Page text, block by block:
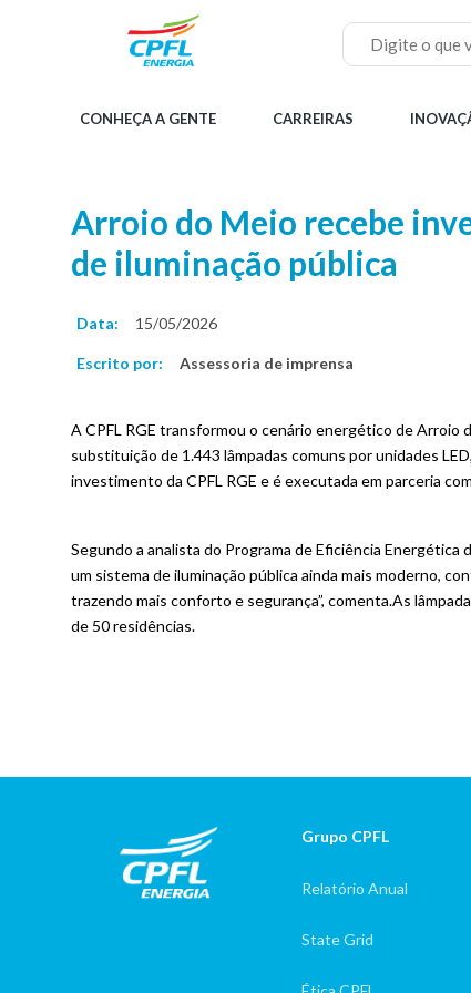
Buscar
Menu
Home
CONHEÇA A GENTE CARREIRAS
Arroio do Meio recebe
de iluminação pública
Data: 15/05/2026
Escrito por: Assessoria de imprensa
A CPFL RGE transformou o cenário energético de Arroio
substituição de 1.443 lâmpadas comuns por unidades
investimento da CPFL RGE e é executada em parceria
Segundo a analista do Programa de Eficiência Energética
um sistema de iluminação pública ainda mais moderno,
trazendo mais conforto e segurança”, comenta.As
de 50 residências.
Grupo CPFL
Rodape
Relatório Anual
State Grid